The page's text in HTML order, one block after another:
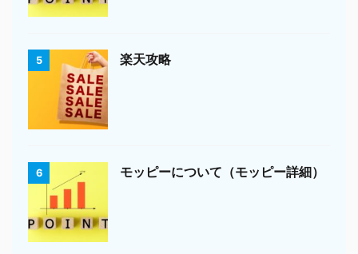
5 楽天攻略
6 モッピーについて（モッピー詳細）